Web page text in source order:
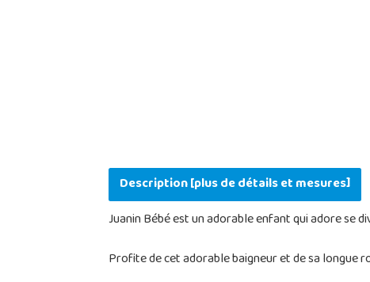
Description [plus de détails et mesures]
Juanin Bébé est un adorable enfant qui adore se
Profite de cet adorable baigneur et de sa longue